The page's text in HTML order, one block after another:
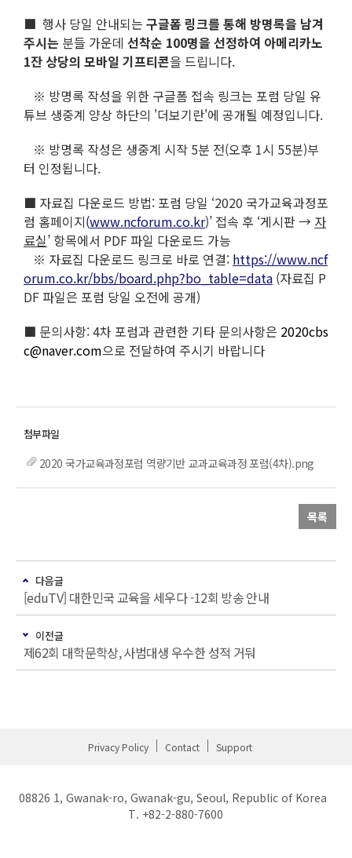
■ 행사 당일 안내되는 구글폼 링크를 통해 방명록을 남겨
주시는 분들 가운데 선착순 100명을 선정하여 아메리카노
1잔 상당의 모바일 기프티콘을 드립니다.
※ 방명록 작성을 위한 구글폼 접속 링크는 포럼 당일 유
튜브 생중계 양상 하단의 '더보기란'에 공개될 예정입니다.
※ 방명록 작성은 생중계 시작 5분 전(오후 1시 55분)부
터 인정됩니다.
■ 자료집 다운로드 방법: 포럼 당일 ‘2020 국가교육과정포
럼 홈페이지(www.ncforum.co.kr)’ 접속 후 ‘게시판 → 자
료실’ 항목에서 PDF 파일 다운로드 가능
※ 자료집 다운로드 링크로 바로 연결: https://www.ncf
orum.co.kr/bbs/board.php?bo_table=data (자료집 P
DF 파일은 포럼 당일 오전에 공개)
■ 문의사항: 4차 포럼과 관련한 기타 문의사항은 2020cbs
c@naver.com으로 전달하여 주시기 바랍니다
2020 국가교육과정포럼 역량기반 교과교육과정 포럼(4차).png
목록
다음글
[eduTV] 대한민국 교육을 세우다 -12회 방송 안내
이전글
제62회 대학문학상, 사범대생 우수한 성적 거둬
Privacy Policy Contact Support
08826 1, Gwanak-ro, Gwanak-gu, Seoul, Republic of Korea
T. +82-2-880-7600